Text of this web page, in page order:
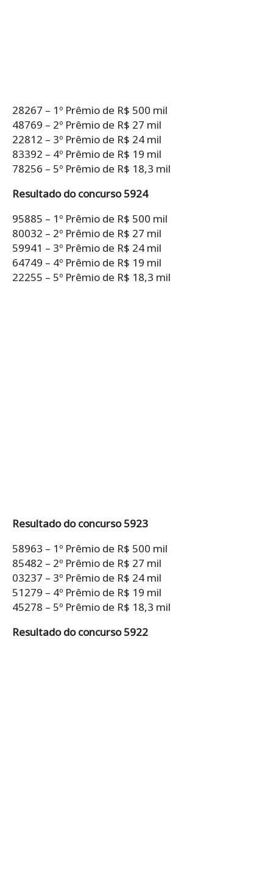
28267 – 1º Prêmio de R$ 500 mil
48769 – 2º Prêmio de R$ 27 mil
22812 – 3º Prêmio de R$ 24 mil
83392 – 4º Prêmio de R$ 19 mil
78256 – 5º Prêmio de R$ 18,3 mil
Resultado do concurso 5924
95885 – 1º Prêmio de R$ 500 mil
80032 – 2º Prêmio de R$ 27 mil
59941 – 3º Prêmio de R$ 24 mil
64749 – 4º Prêmio de R$ 19 mil
22255 – 5º Prêmio de R$ 18,3 mil
Resultado do concurso 5923
58963 – 1º Prêmio de R$ 500 mil
85482 – 2º Prêmio de R$ 27 mil
03237 – 3º Prêmio de R$ 24 mil
51279 – 4º Prêmio de R$ 19 mil
45278 – 5º Prêmio de R$ 18,3 mil
Resultado do concurso 5922